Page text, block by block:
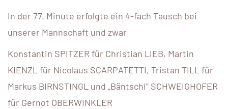
In der 77. Minute erfolgte ein 4-fach Tausch bei
unserer Mannschaft und zwar
Konstantin SPITZER für Christian LIEB, Martin
KIENZL für Nicolaus SCARPATETTI, Tristan TILL für
Markus BIRNSTINGL und „Bäntschi“ SCHWEIGHOFER
für Gernot OBERWINKLER